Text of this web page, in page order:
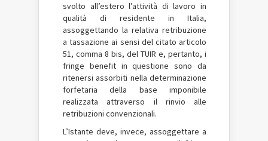
svolto all’estero l’attività di lavoro in
qualità di residente in Italia,
assoggettando la relativa retribuzione
a tassazione ai sensi del citato articolo
51, comma 8 bis, del TUIR e, pertanto, i
fringe benefit in questione sono da
ritenersi assorbiti nella determinazione
forfetaria della base imponibile
realizzata attraverso il rinvio alle
retribuzioni convenzionali.
L’Istante deve, invece, assoggettare a